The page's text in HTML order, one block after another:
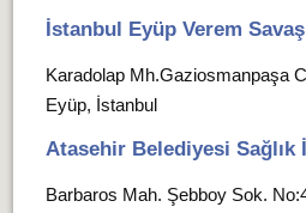
İstanbul Eyüp Verem
Karadolap Mh.Gaziosmanpaşa
Eyüp, İstanbul
Atasehir Belediyesi
Barbaros Mah. Şebboy Sok.